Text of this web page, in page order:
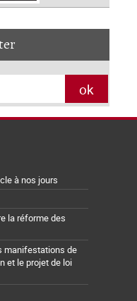
à nos jours
la réforme des
manifestations de
et le projet de loi